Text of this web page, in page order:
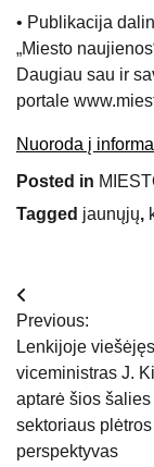
• Publikacija
„Miesto
Daugiau sau ir
portale
Nuoroda į
Posted in
Tagged jaunųjų,
Navigacija
tarp
įrašų
Previous:
Lenkijoje
viceministras J.
aptarė šios šalies
sektoriaus
perspektyvas